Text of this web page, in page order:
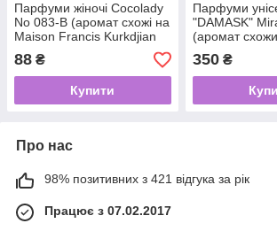
Парфуми жіночі Cocolady
No 083-В (аромат схожі на
Maison Francis Kurkdjian
Baccarat Rouge 540) 60
мл
88 ₴
Купити
Парфуми
"DAMASK"
(аромат
Francis
Rouge 540)
350₴
Про нас
98% позитивних з 421 відгука за рік
Працює з 07.02.2017